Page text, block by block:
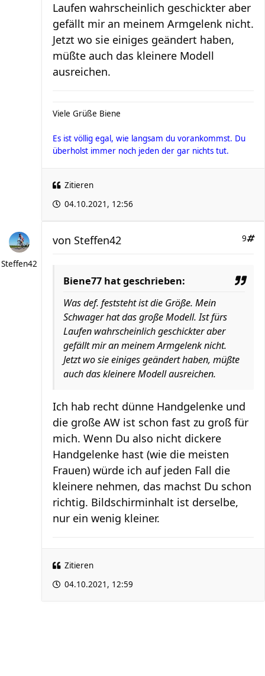
Laufen wahrscheinlich geschickter aber
gefällt mir an meinem Armgelenk nicht.
Jetzt wo sie einiges geändert haben,
müßte auch das kleinere Modell
ausreichen.
Viele Grüße Biene
Es ist völlig egal, wie langsam du vorankommst. Du
überholst immer noch jeden der gar nichts tut.
Zitieren
04.10.2021, 12:56
Steffen42
9
von Steffen42
Biene77 hat geschrieben:
Was def. feststeht ist die Größe. Mein
Schwager hat das große Modell. Ist fürs
Laufen wahrscheinlich geschickter aber
gefällt mir an meinem Armgelenk nicht.
Jetzt wo sie einiges geändert haben, müßte
auch das kleinere Modell ausreichen.
Ich hab recht dünne Handgelenke und
die große AW ist schon fast zu groß für
mich. Wenn Du also nicht dickere
Handgelenke hast (wie die meisten
Frauen) würde ich auf jeden Fall die
kleinere nehmen, das machst Du schon
richtig. Bildschirminhalt ist derselbe,
nur ein wenig kleiner.
Zitieren
04.10.2021, 12:59